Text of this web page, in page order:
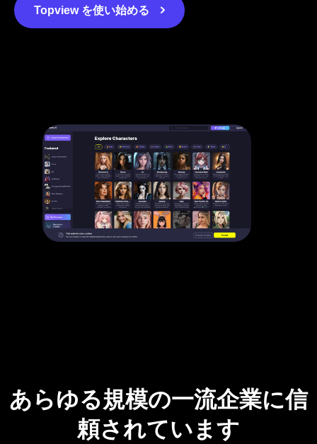
Topview を使い始める
あらゆる規模の一流企業に信
頼されています